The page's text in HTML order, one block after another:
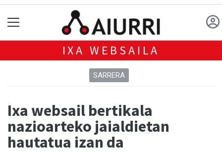
IXA WEBSAILA
SARRERA
Ixa websail bertikala
nazioarteko jaialdietan
hautatua izan da